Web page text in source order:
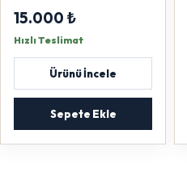
15.000 ₺
Hızlı Teslimat
Ürünü İncele
Sepete Ekle